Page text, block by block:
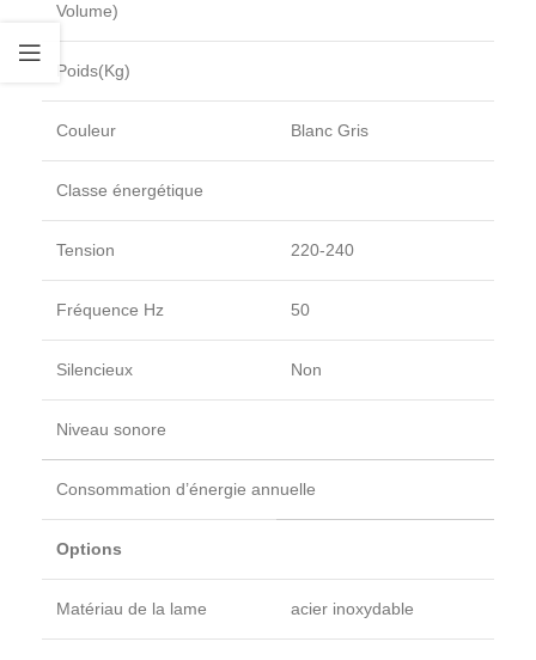
Volume)
Poids(Kg)
Couleur Blanc Gris
Classe énergétique
Tension 220-240
Fréquence Hz 50
Silencieux Non
Niveau sonore
Consommation d’énergie annuelle
Options
Matériau de la lame acier inoxydable